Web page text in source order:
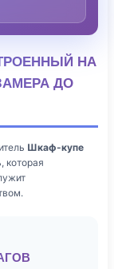
НА
ДО
Шкаф-купе
которая